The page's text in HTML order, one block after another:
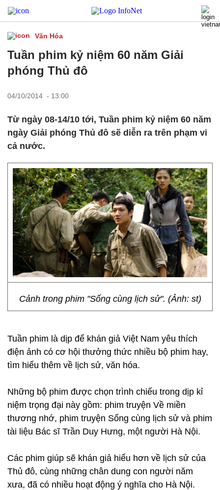
Văn Hóa
Tuần phim kỷ niệm 60 năm Giải
phóng Thủ đô
04/10/2014 - 13:00
Từ ngày 08-14/10 tới, Tuần phim kỷ niệm 60 năm
ngày Giải phóng Thủ đô sẽ diễn ra trên phạm vi
cả nước.
Cảnh trong phim "Sống cùng lịch sử". (Ảnh: st)
Tuần phim là dịp để khán giả Việt Nam yêu thích
điện ảnh có cơ hội thưởng thức nhiều bộ phim hay,
tìm hiểu thêm về lịch sử, văn hóa.
Những bộ phim được chọn trình chiếu trong dịp kỉ
niệm trọng đại này gồm: phim truyện Về miền
thương nhớ, phim truyện Sống cùng lịch sử và phim
tài liệu Bác sĩ Trần Duy Hưng, một người Hà Nội.
Các phim giúp sẽ khán giả hiểu hơn về lịch sử của
Thủ đô, cùng những chân dung con người năm
xưa, đã có nhiều hoạt động ý nghĩa cho Hà Nội.